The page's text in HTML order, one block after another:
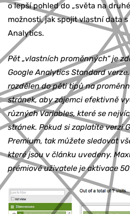
o lepší pohled do „světa na
možnosti, jak spojit vlastní data s
Analytics.
Pět „vlastních proměnných“ je
Google Analytics Standard
rozdělen do pěti tipů na
stránek, aby zájemci efektivně
různých Variables, které se
stránek. Pokud si zaplatíte verzi
Premium, tak můžete sledovat
které jsou v článku uvedeny.
prémiové uživatele je aktivace